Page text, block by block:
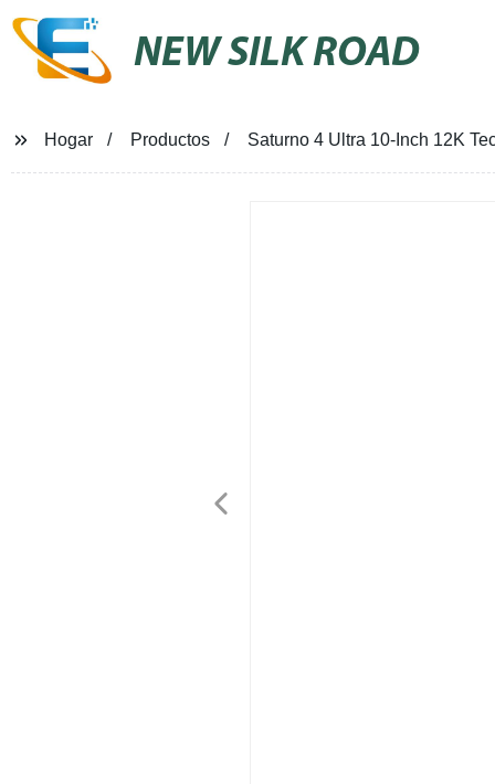
NEW SILK ROAD
Hogar Productos Saturno 4 Ultra 10-Inch 12K